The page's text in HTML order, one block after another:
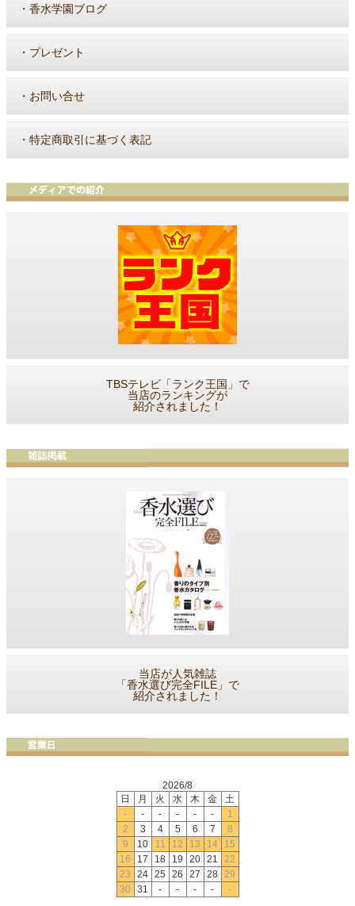
・ 香水学園ブログ
・ プレゼント
・ お問い合せ
・ 特定商取引に基づく表記
TBSテレビ「ランク王国」で
当店のランキングが
紹介されました！
当店が人気雑誌
「香水選び完全FILE」で
紹介されました！
2026/8
日
月 火 水 木 金
土
-
- - - - -
1
2
3 4 5 6 7
8
9
10 11 12 13 14
15
16
17 18 19 20 21
22
23
24 25 26 27 28 29
30
31 - - - - -